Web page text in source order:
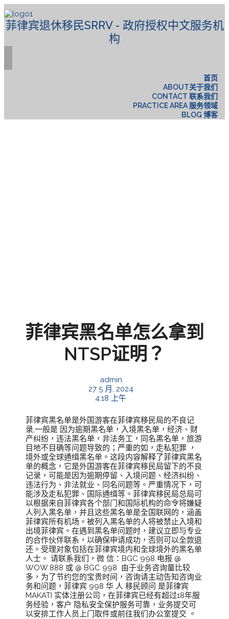
菲律宾退休移民SRRV - 政府授权中文服务机
构
首页
ABOUT关于我们
CONTACT 联系我们
PRACTICE AREA 服务领域
BLOG 博客
菲律宾黑名单怎么拿到
NTSP证明？
admin
27 5 月, 2024
4:18 上午
菲律宾黑名单是外国游客在菲律宾移民局的不良记
录,一般是 因为逾期黑名单，入境黑名单，经济、财
产纠纷，违法黑名单，非法务工，同名黑名单，旅游
目地不目确等问题导致的；严重的如，走私犯罪 ，
境外或全球通缉黑名单。这段内容解释了菲律宾黑名
单的概念，它是外国游客在菲律宾移民局留下的不良
记录，可能是因为逾期停留、入境问题、经济纠纷、
违法行为、非法就业、同名问题等。严重情况下，可
能涉及走私犯罪、国际通缉等。菲律宾移民局总局可
以根据来自菲律宾各个部门和国际机构的命令将嫌疑
人列入黑名单，并且这些黑名单是全国联网的，涵盖
菲律宾所有机场。被列入黑名单的人将被禁止入境和
出境菲律宾。在遇到黑名单问题时，建议立即与专业
的合作伙伴联系，以确保申请成功，否则可以全款退
还。受理对象包括在菲律宾境内和全球境外的黑名单
人士。 请联系我们，微 信：BGC 998 电报 @
WOW 888 或 @ BGC 998 由于业务咨询量比较
多，为了节约您的宝贵时间，咨询请主动告知咨询业
务和问题，菲律宾 998 华 人 移民顾问 是菲律宾
MAKATI 实体注册公司，在菲律宾已经有超过18年服
务经验，客户 隐私安全保护服务可靠，业务提交可
以安排工作人员上门取件或前往我们办公室提交 。